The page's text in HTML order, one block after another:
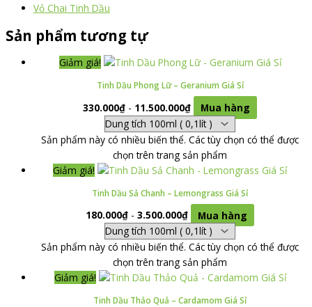
Vỏ Chai Tinh Dầu
Sản phẩm tương tự
Giảm giá!
Tinh Dầu Phong Lữ – Geranium Giá Sỉ
330.000₫- 11.500.000₫ Mua hàng
Sản phẩm này có nhiều biến thể. Các tùy chọn có thể được
chọn trên trang sản phẩm
Giảm giá!
Tinh Dầu Sả Chanh – Lemongrass Giá Sỉ
180.000₫- 3.500.000₫ Mua hàng
Sản phẩm này có nhiều biến thể. Các tùy chọn có thể được
chọn trên trang sản phẩm
Giảm giá!
Tinh Dầu Thảo Quả – Cardamom Giá Sỉ